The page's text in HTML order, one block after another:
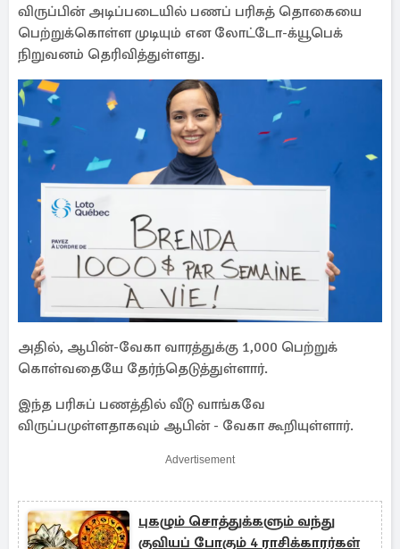
விருப்பின் அடிப்படையில் பணப் பரிசுத் தொகையை
பெற்றுக்கொள்ள முடியும் என லோட்டோ-க்யூபெக்
நிறுவனம் தெரிவித்துள்ளது.
அதில், ஆபின்-வேகா வாரத்துக்கு 1,000 பெற்றுக்
கொள்வதையே தேர்ந்தெடுத்துள்ளார்.
இந்த பரிசுப் பணத்தில் வீடு வாங்கவே
விருப்பமுள்ளதாகவும் ஆபின் - வேகா கூறியுள்ளார்.
Advertisement
புகழும் சொத்துக்களும் வந்து
குவியப் போகும் 4 ராசிக்காரர்கள்